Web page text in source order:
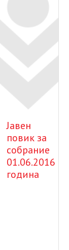
Јавен
повик за
собрание
01.06.2016
година